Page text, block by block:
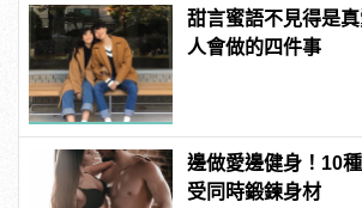
甜言蜜語不見得是
人會做的四件事
邊做愛邊健身！10
受同時鍛鍊身材